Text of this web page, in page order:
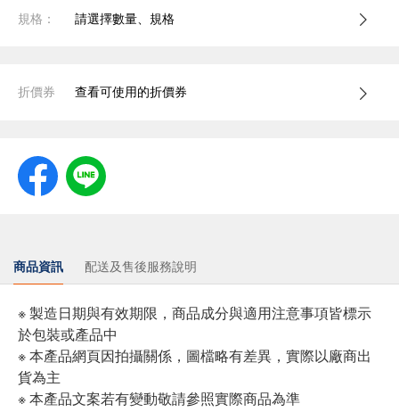
規格： 請選擇數量、規格
折價券 查看可使用的折價券
商品資訊 配送及售後服務說明
※ 製造日期與有效期限，商品成分與適用注意事項皆標示
於包裝或產品中
※ 本產品網頁因拍攝關係，圖檔略有差異，實際以廠商出
貨為主
※ 本產品文案若有變動敬請參照實際商品為準